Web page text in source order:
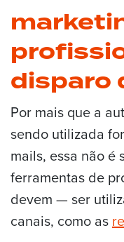
disparo
Por mais que a
sendo utilizada
mails, essa não é
ferramentas de
devem — ser
canais, como as